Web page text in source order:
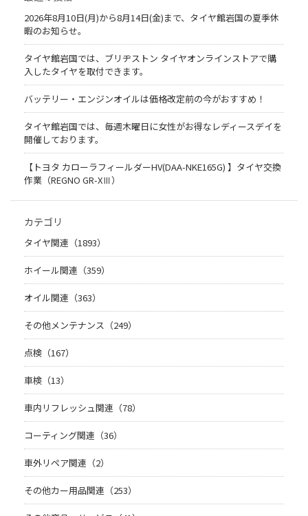
2026年8月10日(月)から8月14日(金)まで、タイヤ館岩国の夏季休
暇のお知らせ。
タイヤ館岩国では、ブリヂストン タイヤオンラインストアで購
入したタイヤを取付できます。
バッテリー・エンジンオイルは価格改定前の今がおすすめ！
タイヤ館岩国では、毎週木曜日に女性がお得なレディースデイを
開催しております。
【トヨタ カローラフィールダーHV(DAA-NKE165G) 】タイヤ交換
作業（REGNO GR-XⅢ）
カテゴリ
タイヤ関連（1893）
ホイール関連（359）
オイル関連（363）
その他メンテナンス（249）
点検（167）
車検（13）
車内リフレッシュ関連（78）
コーティング関連（36）
車外リペア関連（2）
その他カー用品関連（253）